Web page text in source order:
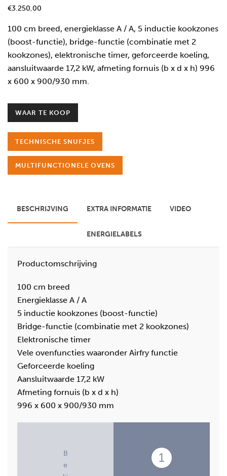
€3.250,00
100 cm breed, energieklasse A / A, 5 inductie kookzones
(boost-functie), bridge-functie (combinatie met 2
kookzones), elektronische timer, geforceerde koeling,
aansluitwaarde 17,2 kW, afmeting fornuis (b x d x h) 996
x 600 x 900/930 mm.
WAAR TE KOOP
TECHNISCHE SNUFJES
MULTIFUNCTIONELE OVENS
BESCHRIJVING EXTRA INFORMATIE VIDEO
ENERGIELABELS
Productomschrijving
100 cm breed
Energieklasse A / A
5 inductie kookzones (boost-functie)
Bridge-functie (combinatie met 2 kookzones)
Elektronische timer
Vele ovenfuncties waaronder Airfry functie
Geforceerde koeling
Aansluitwaarde 17,2 kW
Afmeting fornuis (b x d x h)
996 x 600 x 900/930 mm
B
e
1